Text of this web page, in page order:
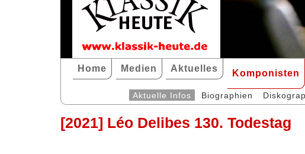
Home Medien Aktuelles Komponisten
Aktuelle Infos Biographien
[2021] Léo Delibes 130. Todestag